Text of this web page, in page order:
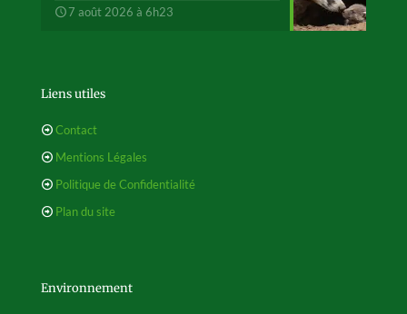
7 août 2026 à 6h23
Liens utiles
Contact
Mentions Légales
Politique de Confidentialité
Plan du site
Environnement